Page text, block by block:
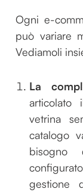
Ogni e-
può variare
Vediamoli
La
vetrina
catalogo
bisogno
gestione